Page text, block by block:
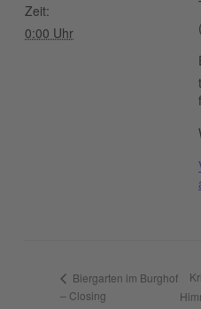
Zeit:
0:00 Uhr
Biergarten im Burghof
– Closing